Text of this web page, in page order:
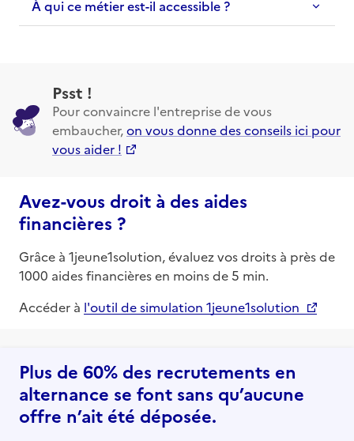
À qui ce métier est-il accessible ?
Psst !
Pour convaincre l'entreprise de vous
embaucher,on vous donne des conseils ici pour
vous aider !
Avez-vous droit à des aides
financières ?
Grâce à 1jeune1solution, évaluez vos droits à près de
1000 aides financières en moins de 5 min.
Accéder à l'outil de simulation 1jeune1solution
Plus de 60% des recrutements en
alternance se font sans qu’aucune
offre n’ait été déposée.